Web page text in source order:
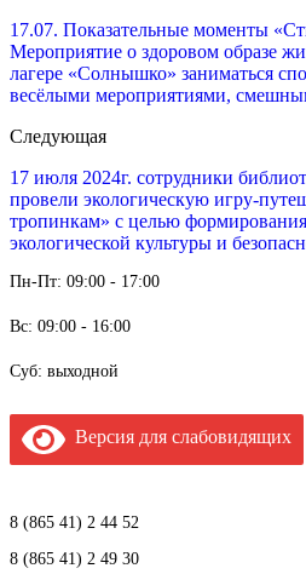
17.07. Показательные моменты
Мероприятие о здоровом образе
лагере «Солнышко» заниматься
весёлыми мероприятиями,
Следующая
17 июля 2024г. сотрудники
провели экологическую игру-
тропинкам» с целью
экологической культуры и
Пн-Пт: 09:00 - 17:00
Вс: 09:00 - 16:00
Суб: выходной
Версия для слабовидящих
8 (865 41) 2 44 52
8 (865 41) 2 49 30